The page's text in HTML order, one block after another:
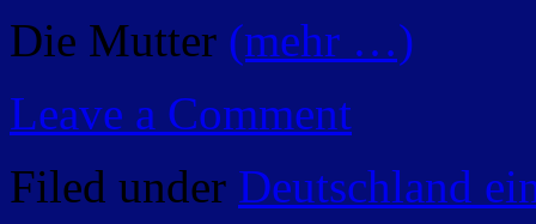
Die Mutter (mehr …)
Leave a Comment
Filed under Deutschland